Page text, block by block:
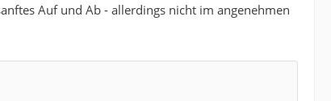
Auf und Ab - allerdings nicht im angenehmen